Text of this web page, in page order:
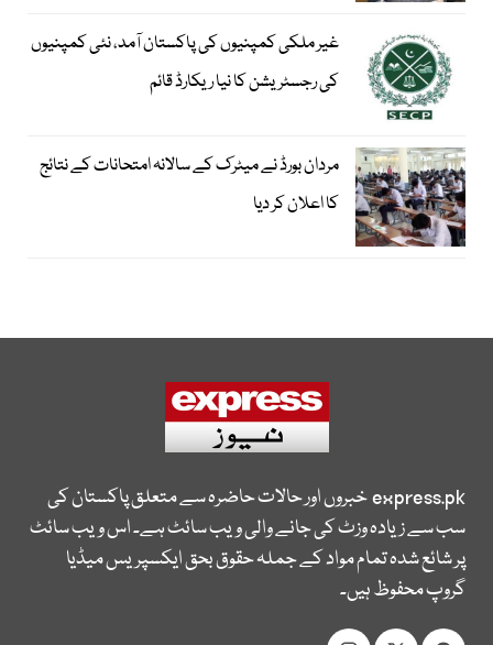
غیر ملکی کمپنیوں کی پاکستان آمد، نئی کمپنیوں
کی رجسٹریشن کا نیا ریکارڈ قائم
مردان بورڈ نے میٹرک کے سالانہ امتحانات کے نتائج
کا اعلان کر دیا
express.pkخبروں اور حالات حاضرہ سے متعلق پاکستان کی
سب سے زیادہ وزٹ کی جانے والی ویب سائٹ ہے۔ اس ویب سائٹ
پر شائع شدہ تمام مواد کے جملہ حقوق بحق ایکسپریس میڈیا
گروپ محفوظ ہیں۔